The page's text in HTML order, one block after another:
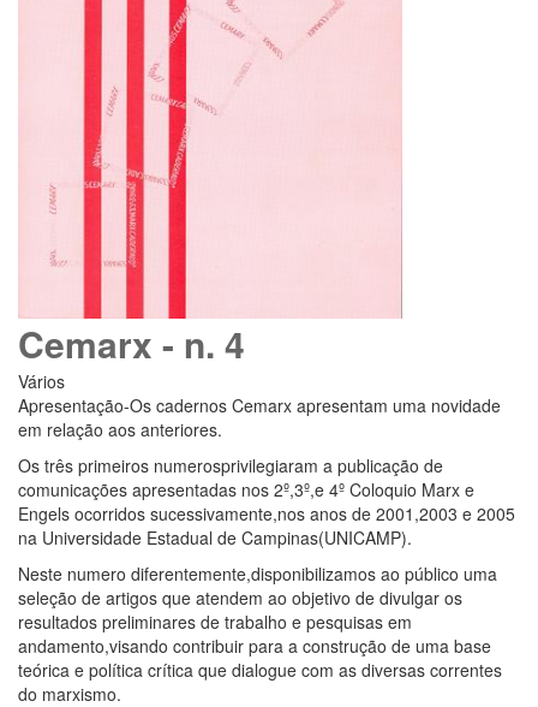
Cemarx - n. 4
Vários
Apresentação-Os cadernos Cemarx apresentam uma novidade
em relação aos anteriores.
Os três primeiros numerosprivilegiaram a publicação de
comunicações apresentadas nos 2º,3º,e 4º Coloquio Marx e
Engels ocorridos sucessivamente,nos anos de 2001,2003 e 2005
na Universidade Estadual de Campinas(UNICAMP).
Neste numero diferentemente,disponibilizamos ao público uma
seleção de artigos que atendem ao objetivo de divulgar os
resultados preliminares de trabalho e pesquisas em
andamento,visando contribuir para a construção de uma base
teórica e política crítica que dialogue com as diversas correntes
do marxismo.